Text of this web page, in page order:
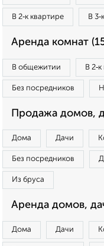
В 2‑к квартире В
Аренда комнат
В общежитии В
Без посредников
Продажа домов,
Дома Дачи
Без посредников
Из бруса
Аренда домов,
Дома Дачи